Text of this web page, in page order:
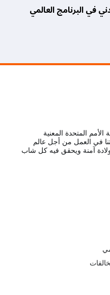
في البرنامج العالمي
المتحدة المعنية
في العمل من أجل عالم
آمنة ويحقق فيه كل شاب